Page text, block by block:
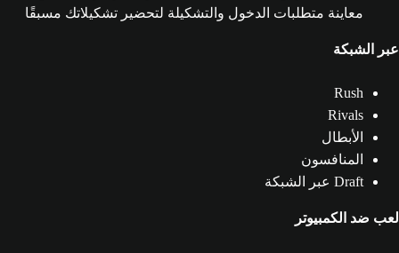
معاينة متطلبات الدخول والتشكيلة لتحضير تشكيلاتك مسبقًا
عبر الشبكة
Rush
Rivals
الأبطال
المنافسون
Draft عبر الشبكة
لعب ضد الكمبيوتر